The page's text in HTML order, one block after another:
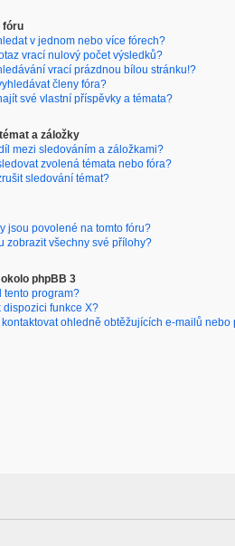
fóru
v jednom nebo více fórech?
vrací nulový počet výsledků?
vrací prázdnou bílou stránku!?
členy fóra?
své vlastní příspěvky a témata?
a záložky
mezi sledováním a záložkami?
zvolená témata nebo fóra?
sledování témat?
jsou povolené na tomto fóru?
zobrazit všechny své přílohy?
phpBB 3
tento program?
dispozici funkce X?
kontaktovat ohledně obtěžujících e-mailů nebo